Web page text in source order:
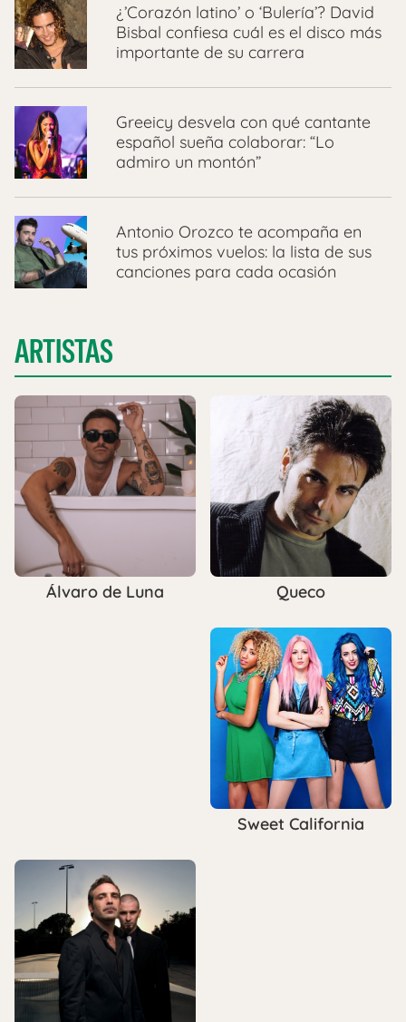
¿’Corazón latino’ o ‘Bulería’? David
Bisbal confiesa cuál es el disco más
importante de su carrera
Greeicy desvela con qué cantante
español sueña colaborar: “Lo
admiro un montón”
Antonio Orozco te acompaña en
tus próximos vuelos: la lista de sus
canciones para cada ocasión
ARTISTAS
Álvaro de Luna Queco
Sweet California